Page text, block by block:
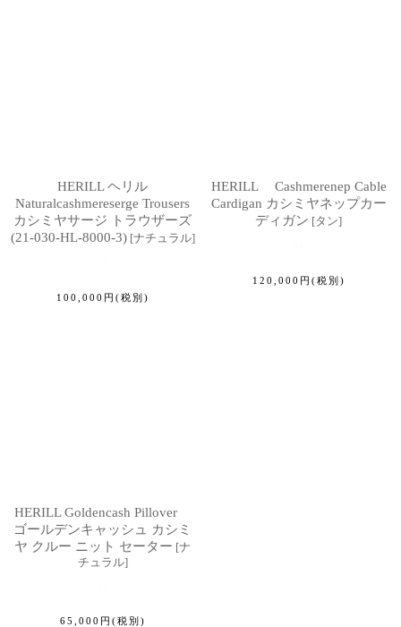
HERILL ヘリル
Naturalcashmereserge Trousers
カシミヤサージ トラウザーズ
(21-030-HL-8000-3) [ナチュラル]
100,000 円 (税別)
HERILL Cashmerenep Cable
Cardigan カシミヤネップカー
ディガン [タン]
120,000 円 (税別)
HERILL Goldencash Pillover
ゴールデンキャッシュ カシミ
ヤ クルー ニット セーター [ナ
チュラル]
65,000 円 (税別)